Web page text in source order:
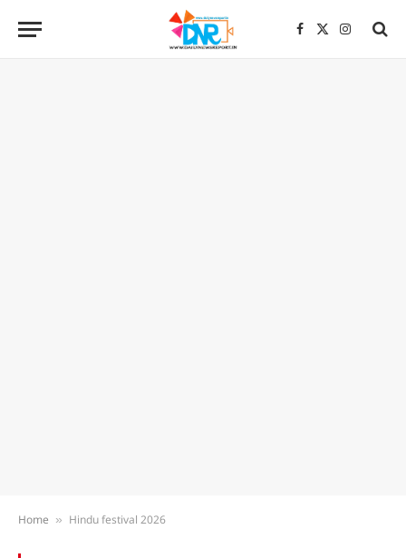
Facebook
X
Home » Hindu festival 2026